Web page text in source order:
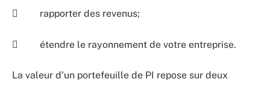
 rapporter des revenus;
 étendre le rayonnement de votre entreprise.
La valeur d’un portefeuille de PI repose sur deux